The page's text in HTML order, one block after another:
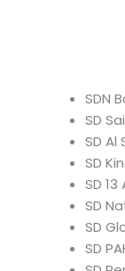
SDN
SD
SD Al
SD
SD
SD
SD
SD